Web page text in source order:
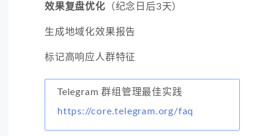
效果复盘优化 （纪念日后3天）
生成地域化效果报告
标记高响应人群特征
Telegram 群组管理最佳实践
https://core.telegram.org/faq